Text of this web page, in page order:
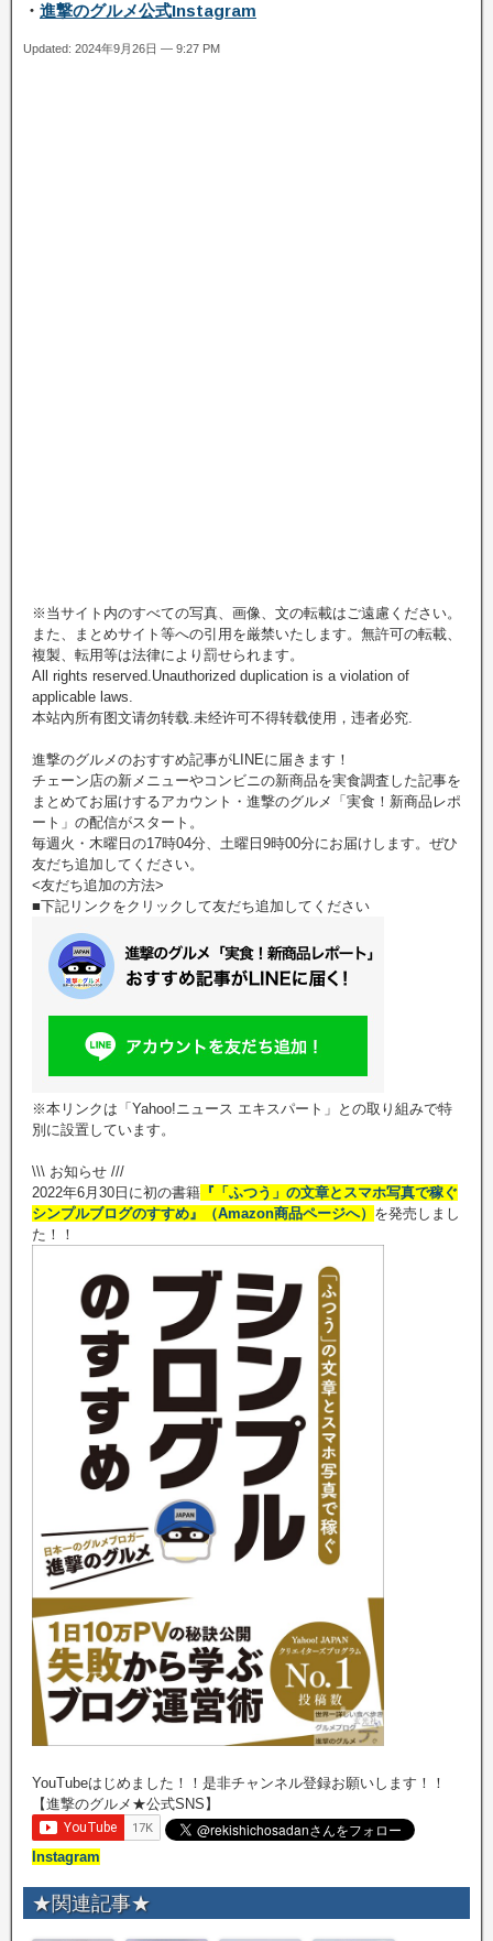
・ 進撃のグルメ公式Instagram
Updated: 2024年9月26日 — 9:27 PM
※当サイト内のすべての写真、画像、文の転載はご遠慮ください。
また、まとめサイト等への引用を厳禁いたします。無許可の転載、
複製、転用等は法律により罰せられます。
All rights reserved.Unauthorized duplication is a violation of
applicable laws.
本站內所有图文请勿转载.未经许可不得转载使用，违者必究.
進撃のグルメのおすすめ記事がLINEに届きます！
チェーン店の新メニューやコンビニの新商品を実食調査した記事を
まとめてお届けするアカウント・進撃のグルメ「実食！新商品レポ
ート」の配信がスタート。
毎週火・木曜日の17時04分、土曜日9時00分にお届けします。ぜひ
友だち追加してください。
<友だち追加の方法>
■下記リンクをクリックして友だち追加してください
※本リンクは「Yahoo!ニュース エキスパート」との取り組みで特
別に設置しています。
\\\ お知らせ ///
2022年6月30日に初の書籍 『「ふつう」の文章とスマホ写真で稼ぐ
シンプルブログのすすめ』（Amazon商品ページへ） を発売しまし
た！！
YouTubeはじめました！！是非チャンネル登録お願いします！！
【進撃のグルメ★公式SNS】
Instagram
★関連記事★